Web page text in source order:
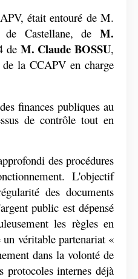
de Castellane, de M.
de M. Claude BOSSU,
de la CCAPV en charge
finances publiques au
de contrôle tout en
des procédures
L'objectif
des documents
public est dépensé
les règles en
véritable partenariat «
dans la volonté de
protocoles internes déjà